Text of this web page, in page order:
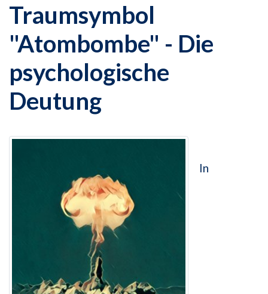
Traumsymbol
"Atombombe" - Die
psychologische
Deutung
In